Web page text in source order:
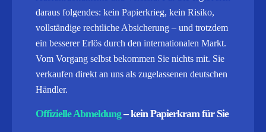
daraus folgendes: kein Papierkrieg, kein Risiko,
vollständige rechtliche Absicherung – und trotzdem
ein besserer Erlös durch den internationalen Markt.
Vom Vorgang selbst bekommen Sie nichts mit. Sie
verkaufen direkt an uns als zugelassenen deutschen
Händler.
Offizielle Abmeldung– kein Papierkram für Sie